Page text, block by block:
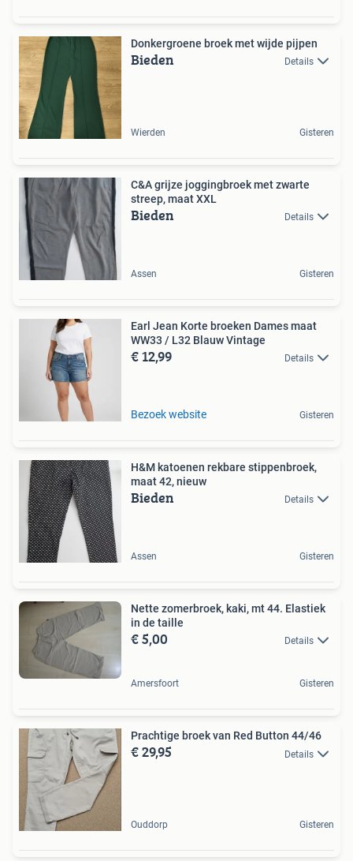
Donkergroene broek met wijde pijpen
Bieden Details
Wierden Gisteren
C&A grijze joggingbroek met zwarte
streep, maat XXL
Bieden Details
Assen Gisteren
Earl Jean Korte broeken Dames maat
WW33 / L32 Blauw Vintage
€ 12,99 Details
Bezoek website Gisteren
H&M katoenen rekbare stippenbroek,
maat 42, nieuw
Bieden Details
Assen Gisteren
Nette zomerbroek, kaki, mt 44. Elastiek
in de taille
€ 5,00 Details
Amersfoort Gisteren
Prachtige broek van Red Button 44/46
€ 29,95 Details
Ouddorp Gisteren